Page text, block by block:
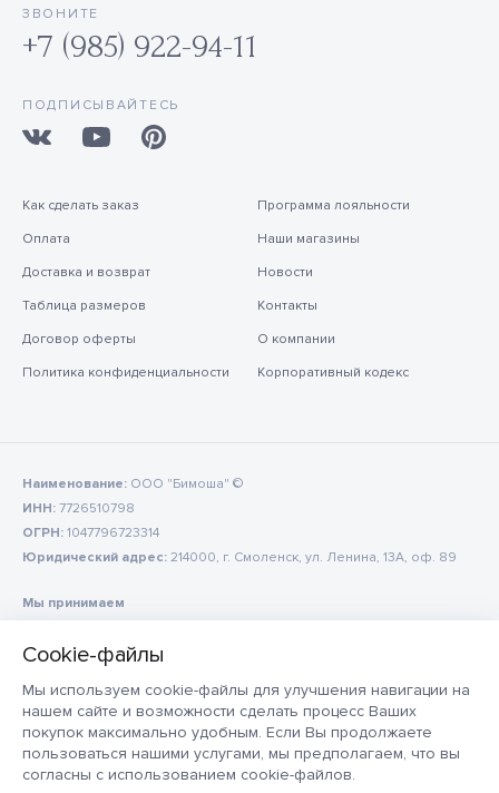
Мы используем cookie-файлы для улучшения навигации на
нашем сайте и возможности сделать процесс Ваших
покупок максимально удобным. Если Вы продолжаете
пользоваться нашими услугами, мы предполагаем, что вы
согласны с использованием cookie-файлов.
ЗВОНИТЕ
+7 (985) 922-94-11
ПОДПИСЫВАЙТЕСЬ
Как сделать заказ
Оплата
Доставка и возврат
Таблица размеров
Договор оферты
Политика конфиденциальности
Программа лояльности
Наши магазины
Новости
Контакты
О компании
Корпоративный кодекс
Наименование: ООО "Бимоша" ©
ИНН: 7726510798
ОГРН: 1047796723314
Юридический адрес: 214000, г. Смоленск, ул. Ленина, 13А, оф. 89
Мы принимаем